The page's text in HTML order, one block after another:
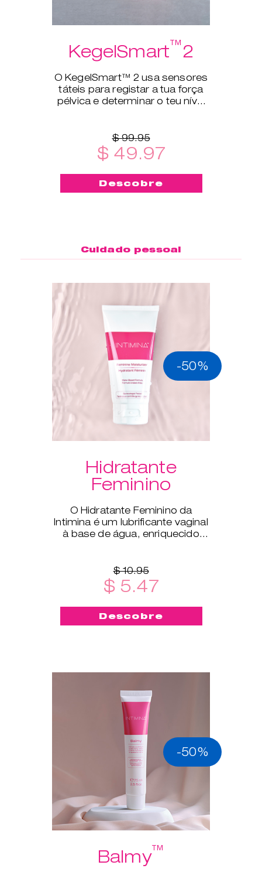
KegelSmart™2
O KegelSmart™ 2 usa sensores
táteis para registar a tua força
pélvica e determinar o teu nível
$ 99.95
$ 49.97
Descobre
Cuidado pessoal
-50%
Hidratante
Feminino
O Hidratante Feminino da
Intimina é um lubrificante vaginal
à base de água, enriquecido
natural do t
$ 10.95
$ 5.47
Descobre
-50%
Balmy™